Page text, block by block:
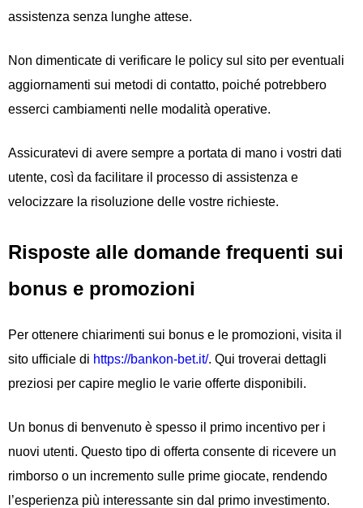
assistenza senza lunghe attese.
Non dimenticate di verificare le policy sul sito per eventuali
aggiornamenti sui metodi di contatto, poiché potrebbero
esserci cambiamenti nelle modalità operative.
Assicuratevi di avere sempre a portata di mano i vostri dati
utente, così da facilitare il processo di assistenza e
velocizzare la risoluzione delle vostre richieste.
Risposte alle domande frequenti sui
bonus e promozioni
Per ottenere chiarimenti sui bonus e le promozioni, visita il
sito ufficiale di https://bankon-bet.it/. Qui troverai dettagli
preziosi per capire meglio le varie offerte disponibili.
Un bonus di benvenuto è spesso il primo incentivo per i
nuovi utenti. Questo tipo di offerta consente di ricevere un
rimborso o un incremento sulle prime giocate, rendendo
l’esperienza più interessante sin dal primo investimento.